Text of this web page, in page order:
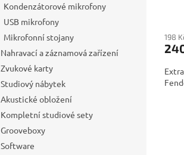
Kondenzátorové mikrofony
USB mikrofony
Mikrofonní stojany
Nahravací a záznamová zařízení
Zvukové karty
Studiový nábytek
Akustické obložení
Kompletní studiové sety
Grooveboxy
Software
198